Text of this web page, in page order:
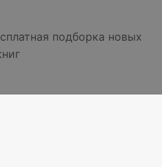
подборка новых